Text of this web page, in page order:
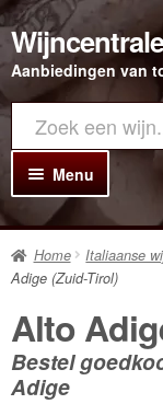
Ga
door
naar
navigatie
Ga
direct
naar
inhoud
Aanbiedingen van
Menu
Home Italiaanse
Adige (Zuid-Tirol)
Alto
Bestel
Adige